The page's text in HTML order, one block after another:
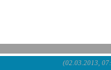
(02.03.2013,